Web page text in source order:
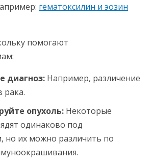
гематоксилин и эозин
помогают
диагноз: Например, различение
рака.
опухоль: Некоторые
одинаково под
но их можно различить по